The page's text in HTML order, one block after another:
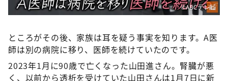
©ABCテレビ
ところがその後、家族は耳を疑う事実を知ります。A医
師は別の病院に移り、医師を続けていたのです。
2023年1月に90歳で亡くなった山田進さん。腎臓が悪
く、以前から透析を受けていた山田さんは1月7日に新